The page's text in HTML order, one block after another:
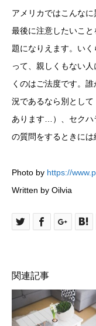
アメリカではこんな
最後に注意したいこ
題になりえます。い
って、親しくもない
くのはご法度です。
況であるなら別とし
あります…）、セクハ
の質問をするときには
Photo by https://
Written by Oilvia
関連記事